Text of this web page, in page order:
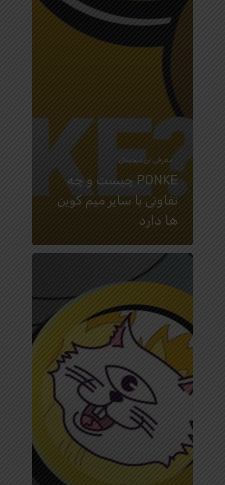
معرفی ارز دیجیتال
PONKE چیست و چه
تفاوتی با سایر میم کوین
ها دارد